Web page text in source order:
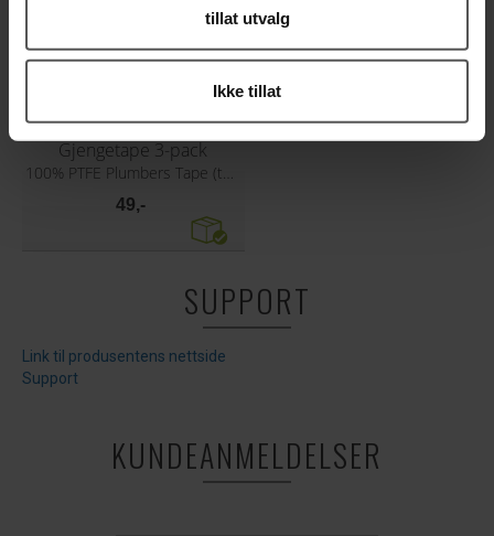
tillat utvalg
Ikke tillat
Gjengetape 3-pack
49,-
SUPPORT
Link til produsentens nettside
Support
KUNDEANMELDELSER